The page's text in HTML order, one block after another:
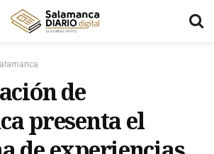
de
presenta el